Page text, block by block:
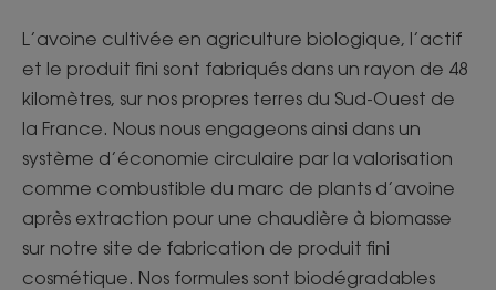
L’avoine cultivée en agriculture biologique, l’actif
et le produit fini sont fabriqués dans un rayon de 48
kilomètres, sur nos propres terres du Sud-Ouest de
la France. Nous nous engageons ainsi dans un
système d’économie circulaire par la valorisation
comme combustible du marc de plants d’avoine
après extraction pour une chaudière à biomasse
sur notre site de fabrication de produit fini
cosmétique. Nos formules sont biodégradables